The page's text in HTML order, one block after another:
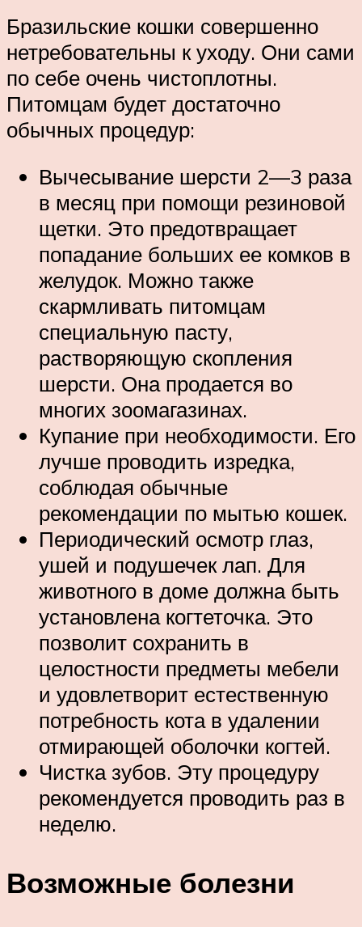
Бразильские кошки совершенно
нетребовательны к уходу. Они сами
по себе очень чистоплотны.
Питомцам будет достаточно
обычных процедур:
Вычесывание шерсти 2—3 раза
в месяц при помощи резиновой
щетки. Это предотвращает
попадание больших ее комков в
желудок. Можно также
скармливать питомцам
специальную пасту,
растворяющую скопления
шерсти. Она продается во
многих зоомагазинах.
Купание при необходимости. Его
лучше проводить изредка,
соблюдая обычные
рекомендации по мытью кошек.
Периодический осмотр глаз,
ушей и подушечек лап. Для
животного в доме должна быть
установлена когтеточка. Это
позволит сохранить в
целостности предметы мебели
и удовлетворит естественную
потребность кота в удалении
отмирающей оболочки когтей.
Чистка зубов. Эту процедуру
рекомендуется проводить раз в
неделю.
Возможные болезни